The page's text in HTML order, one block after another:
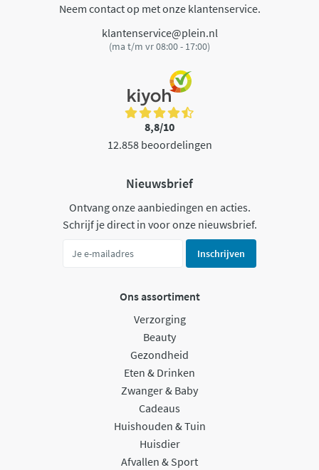
Neem contact op met onze klantenservice.
klantenservice@plein.nl
(ma t/m vr 08:00 - 17:00)
8,8/10
12.858 beoordelingen
Nieuwsbrief
Ontvang onze aanbiedingen en acties.
Schrijf je direct in voor onze nieuwsbrief.
Inschrijven
Ons assortiment
Verzorging
Beauty
Gezondheid
Eten & Drinken
Zwanger & Baby
Cadeaus
Huishouden & Tuin
Huisdier
Afvallen & Sport